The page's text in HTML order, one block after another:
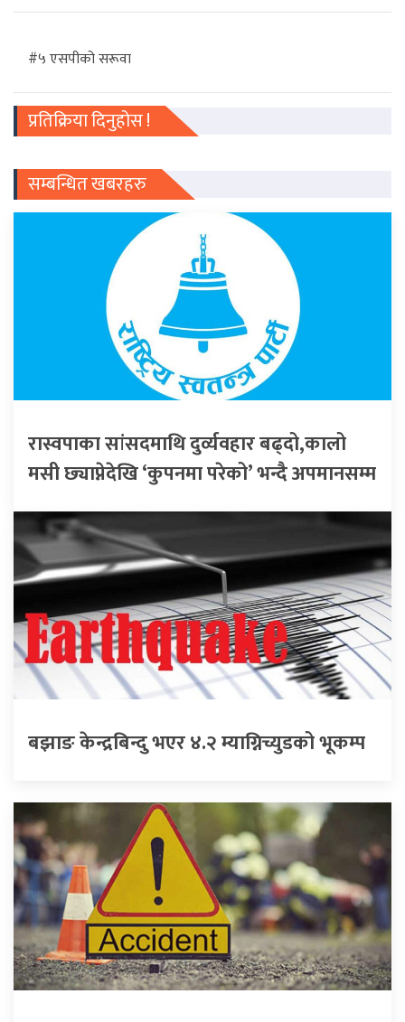
#५ एसपीको सरूवा
प्रतिक्रिया दिनुहोस !
सम्बन्धित खबरहरु
रास्वपाका सांसदमाथि दुर्व्यवहार बढ्दो,कालो
मसी छ्याप्नेदेखि ‘कुपनमा परेको’ भन्दै अपमानसम्म
बझाङ केन्द्रबिन्दु भएर ४.२ म्याग्निच्युडको भूकम्प